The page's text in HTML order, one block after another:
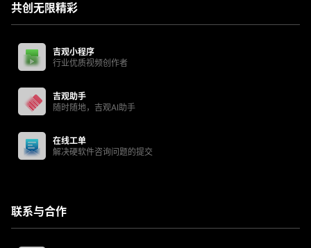
共创无限精彩
吉观小程序
行业优质视频创作者
吉观助手
随时随地，吉观AI助手
在线工单
解决硬软件咨询问题的提交
联系与合作